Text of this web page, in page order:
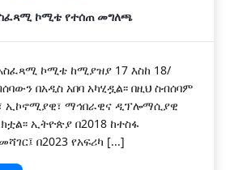
ኮሚቴ የተሰጠ መግለጫ
ኮሚቴ ከሚያዝያ 17 እስከ 18/
በአዲስ አበባ አካሂዷል፡፡ በዚህ ስብሰባም
ኢኮኖሚያዊ፣ ማኅበራዊና ዲፕሎማሲያዊ
ኢትዮጵያ በ2018 ከተስፋ
በ2023 የአፍሪካ [...]